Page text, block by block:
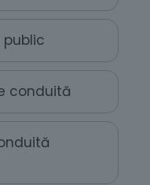
public
conduită